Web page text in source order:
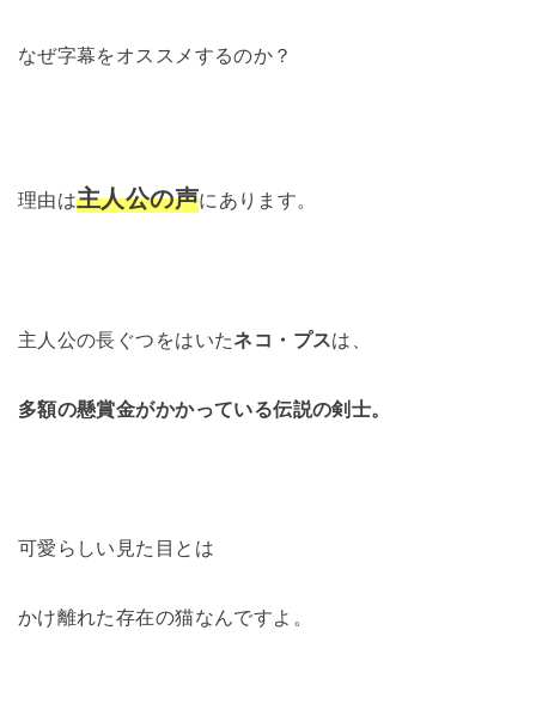
なぜ字幕をオススメするのか？
理由は主人公の声にあります。
主人公の長ぐつをはいたネコ・プスは、
多額の懸賞金がかかっている伝説の剣士。
可愛らしい見た目とは
かけ離れた存在の猫なんですよ。